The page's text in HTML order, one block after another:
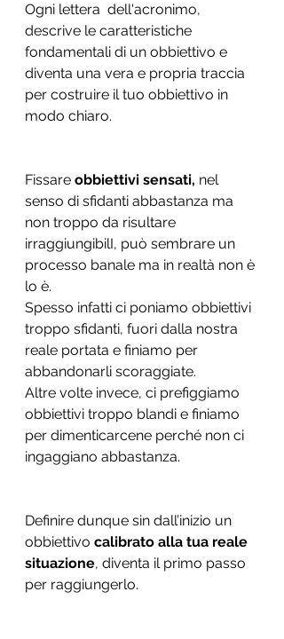
Ogni lettera  dell'acronimo,
descrive le caratteristiche
fondamentali di un obbiettivo e
diventa una vera e propria traccia
per costruire il tuo obbiettivo in
modo chiaro.
Fissare obbiettivi sensati, nel
senso di sfidanti abbastanza ma
non troppo da risultare
irraggiungibilI, può sembrare un
processo banale ma in realtà non è
lo è.
Spesso infatti ci poniamo obbiettivi
troppo sfidanti, fuori dalla nostra
reale portata e finiamo per
abbandonarli scoraggiate.
Altre volte invece, ci prefiggiamo
obbiettivi troppo blandi e finiamo
per dimenticarcene perché non ci
ingaggiano abbastanza.
Definire dunque sin dall’inizio un
obbiettivo calibrato alla tua reale
situazione, diventa il primo passo
per raggiungerlo.